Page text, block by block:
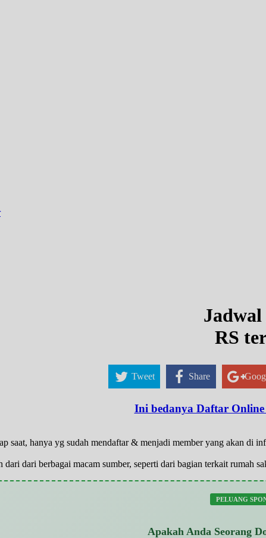
RS
Tweet Share
Ini bedanya Daftar
saat, hanya yg sudah mendaftar & menjadi member yang akan di
dari berbagai macam sumber, seperti dari bagian terkait rumah
PELUANG
Apakah Anda Seorang